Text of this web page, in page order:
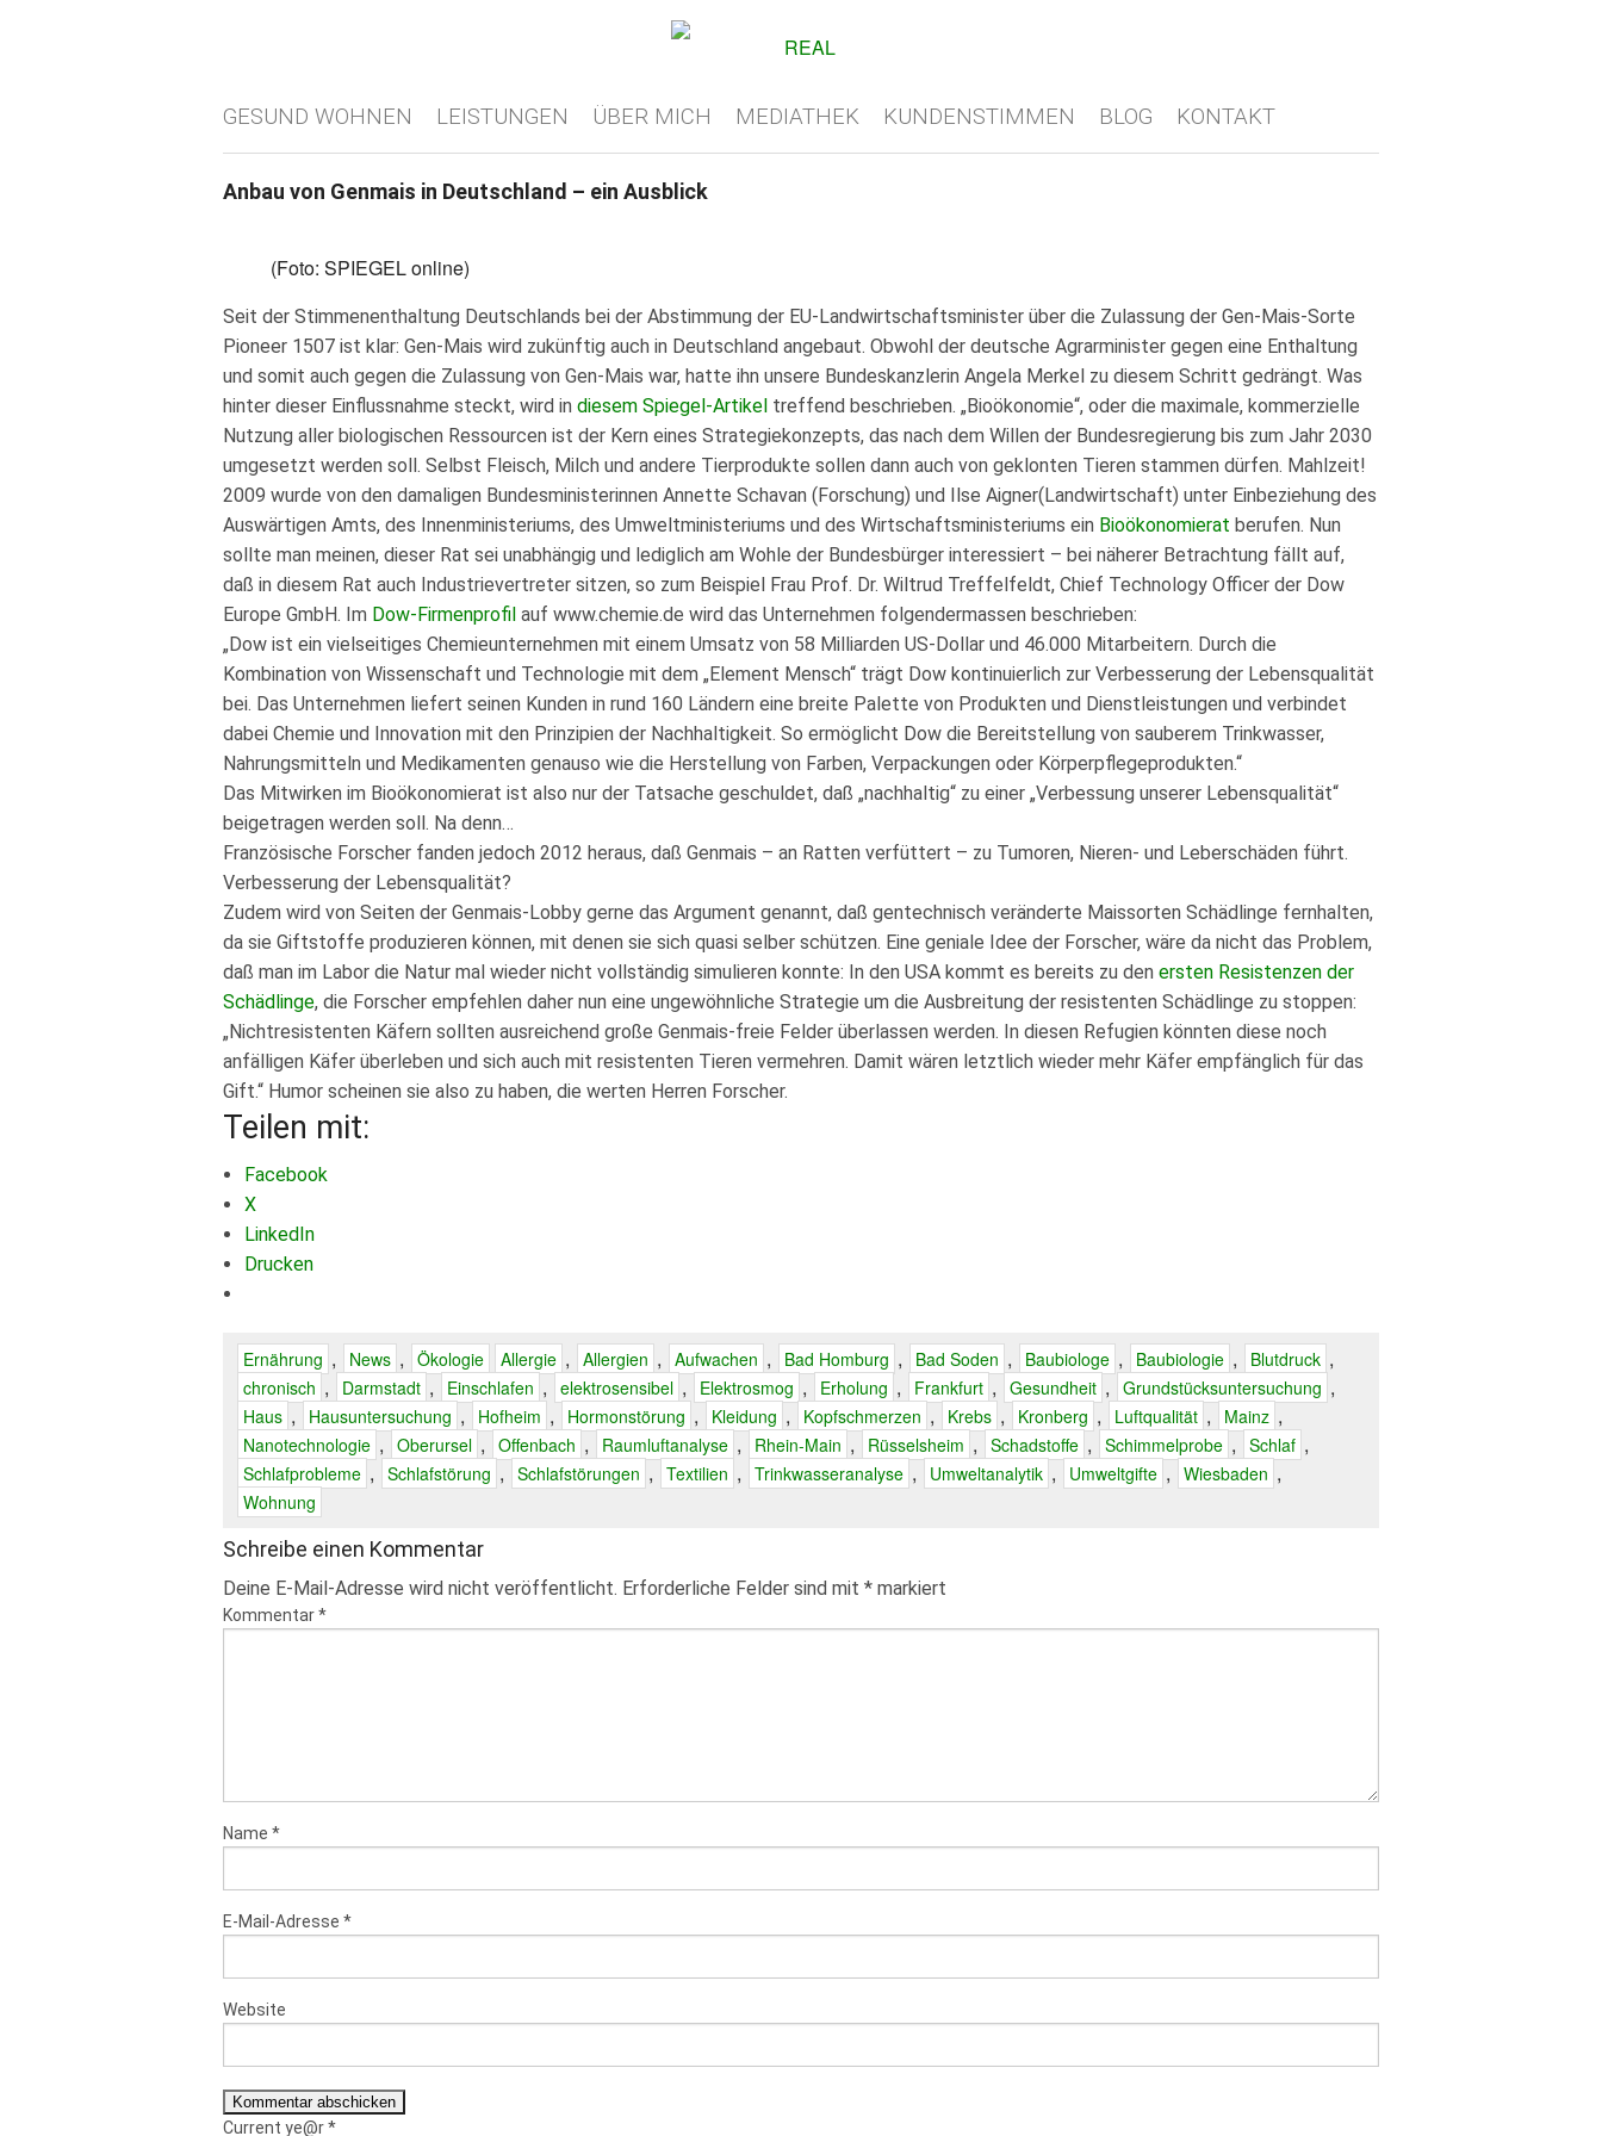
GESUND WOHNEN LEISTUNGEN ÜBER MICH MEDIATHEK KUNDENSTIMMEN BLOG KONTAKT
Anbau von Genmais in Deutschland – ein Ausblick
(Foto: SPIEGEL online)
Seit der Stimmenenthaltung Deutschlands bei der Abstimmung der EU-Landwirtschaftsminister über die Zulassung der Gen-Mais-Sorte
Pioneer 1507 ist klar: Gen-Mais wird zukünftig auch in Deutschland angebaut. Obwohl der deutsche Agrarminister gegen eine Enthaltung
und somit auch gegen die Zulassung von Gen-Mais war, hatte ihn unsere Bundeskanzlerin Angela Merkel zu diesem Schritt gedrängt. Was
hinter dieser Einflussnahme steckt, wird in diesem Spiegel-Artikel treffend beschrieben. „Bioökonomie“, oder die maximale, kommerzielle
Nutzung aller biologischen Ressourcen ist der Kern eines Strategiekonzepts, das nach dem Willen der Bundesregierung bis zum Jahr 2030
umgesetzt werden soll. Selbst Fleisch, Milch und andere Tierprodukte sollen dann auch von geklonten Tieren stammen dürfen. Mahlzeit!
2009 wurde von den damaligen Bundesministerinnen Annette Schavan (Forschung) und Ilse Aigner(Landwirtschaft) unter Einbeziehung des
Auswärtigen Amts, des Innenministeriums, des Umweltministeriums und des Wirtschaftsministeriums ein Bioökonomierat berufen. Nun
sollte man meinen, dieser Rat sei unabhängig und lediglich am Wohle der Bundesbürger interessiert – bei näherer Betrachtung fällt auf,
daß in diesem Rat auch Industrievertreter sitzen, so zum Beispiel Frau Prof. Dr. Wiltrud Treffelfeldt, Chief Technology Officer der Dow
Europe GmbH. Im Dow-Firmenprofil auf www.chemie.de wird das Unternehmen folgendermassen beschrieben:
„Dow ist ein vielseitiges Chemieunternehmen mit einem Umsatz von 58 Milliarden US-Dollar und 46.000 Mitarbeitern. Durch die
Kombination von Wissenschaft und Technologie mit dem „Element Mensch“ trägt Dow kontinuierlich zur Verbesserung der Lebensqualität
bei. Das Unternehmen liefert seinen Kunden in rund 160 Ländern eine breite Palette von Produkten und Dienstleistungen und verbindet
dabei Chemie und Innovation mit den Prinzipien der Nachhaltigkeit. So ermöglicht Dow die Bereitstellung von sauberem Trinkwasser,
Nahrungsmitteln und Medikamenten genauso wie die Herstellung von Farben, Verpackungen oder Körperpflegeprodukten.“
Das Mitwirken im Bioökonomierat ist also nur der Tatsache geschuldet, daß „nachhaltig“ zu einer „Verbessung unserer Lebensqualität“
beigetragen werden soll. Na denn…
Französische Forscher fanden jedoch 2012 heraus, daß Genmais – an Ratten verfüttert – zu Tumoren, Nieren- und Leberschäden führt.
Verbesserung der Lebensqualität?
Zudem wird von Seiten der Genmais-Lobby gerne das Argument genannt, daß gentechnisch veränderte Maissorten Schädlinge fernhalten,
da sie Giftstoffe produzieren können, mit denen sie sich quasi selber schützen. Eine geniale Idee der Forscher, wäre da nicht das Problem,
daß man im Labor die Natur mal wieder nicht vollständig simulieren konnte: In den USA kommt es bereits zu den ersten Resistenzen der
Schädlinge, die Forscher empfehlen daher nun eine ungewöhnliche Strategie um die Ausbreitung der resistenten Schädlinge zu stoppen:
„Nichtresistenten Käfern sollten ausreichend große Genmais-freie Felder überlassen werden. In diesen Refugien könnten diese noch
anfälligen Käfer überleben und sich auch mit resistenten Tieren vermehren. Damit wären letztlich wieder mehr Käfer empfänglich für das
Gift.“ Humor scheinen sie also zu haben, die werten Herren Forscher.
Teilen mit:
Facebook
X
LinkedIn
Drucken
Ernährung , News , Ökologie Allergie , Allergien , Aufwachen , Bad Homburg , Bad Soden , Baubiologe , Baubiologie , Blutdruck ,
chronisch , Darmstadt , Einschlafen , elektrosensibel , Elektrosmog , Erholung , Frankfurt , Gesundheit , Grundstücksuntersuchung ,
Haus , Hausuntersuchung , Hofheim , Hormonstörung , Kleidung , Kopfschmerzen , Krebs , Kronberg , Luftqualität , Mainz ,
Nanotechnologie , Oberursel , Offenbach , Raumluftanalyse , Rhein-Main , Rüsselsheim , Schadstoffe , Schimmelprobe , Schlaf ,
Schlafprobleme , Schlafstörung , Schlafstörungen , Textilien , Trinkwasseranalyse , Umweltanalytik , Umweltgifte , Wiesbaden ,
Wohnung
Schreibe einen Kommentar
Deine E-Mail-Adresse wird nicht veröffentlicht. Erforderliche Felder sind mit * markiert
Kommentar*
Name *
E-Mail-Adresse *
Website
Current ye@r*